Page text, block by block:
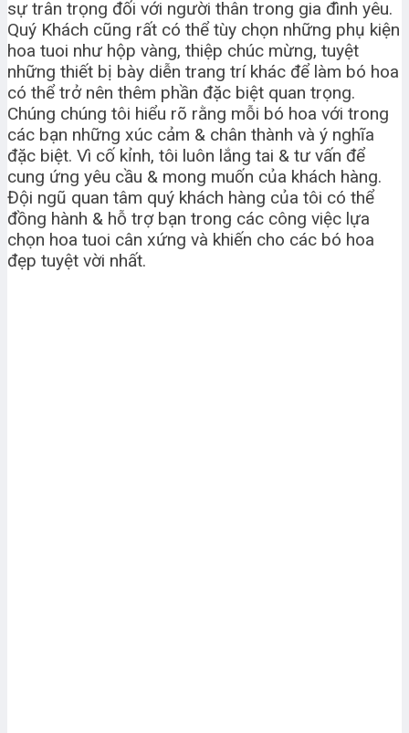
sự trân trọng đối với người thân trong gia đình yêu.
Quý Khách cũng rất có thể tùy chọn những phụ kiện
hoa tuoi như hộp vàng, thiệp chúc mừng, tuyệt
những thiết bị bày diễn trang trí khác để làm bó hoa
có thể trở nên thêm phần đặc biệt quan trọng.
Chúng chúng tôi hiểu rõ rằng mỗi bó hoa với trong
các bạn những xúc cảm & chân thành và ý nghĩa
đặc biệt. Vì cố kỉnh, tôi luôn lắng tai & tư vấn để
cung ứng yêu cầu & mong muốn của khách hàng.
Đội ngũ quan tâm quý khách hàng của tôi có thể
đồng hành & hỗ trợ bạn trong các công việc lựa
chọn hoa tuoi cân xứng và khiến cho các bó hoa
đẹp tuyệt vời nhất.